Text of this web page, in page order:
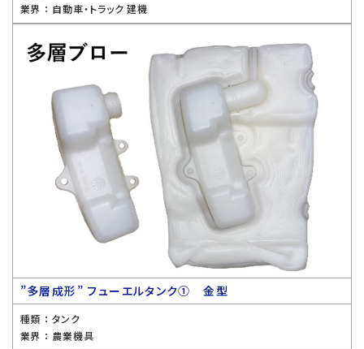
業界 ： 自動車・トラック 建機
”多層成形” フューエルタンク① 金型
種類 ： タンク
業界 ： 農業機具